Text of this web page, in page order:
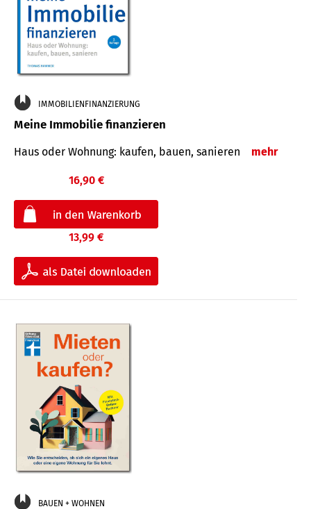
IMMOBILIENFINANZIERUNG
Meine Immobilie finanzieren
Haus oder Wohnung: kaufen, bauen, sanieren mehr
16,90 €
13,99 €
BAUEN + WOHNEN